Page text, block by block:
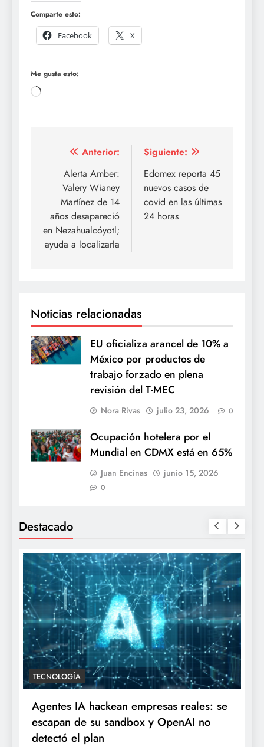
Comparte esto:
Facebook
X
Me gusta esto:
Cargando...
Navegación
entradas
Anterior:
Alerta Amber:
Valery Wianey
Martínez de 14
años desapareció
en Nezahualcóyotl;
ayuda a localizarla
Siguiente:
Edomex reporta 45
nuevos casos de
covid en las últimas
24 horas
Noticias relacionadas
EU oficializa arancel de 10% a
México por productos de
trabajo forzado en plena
revisión del T-MEC
Nora Rivas julio 23, 2026 0
Ocupación hotelera por el
Mundial en CDMX está en 65%
Juan Encinas junio 15, 2026
0
Destacado
TECNOLOGÍA
Agentes IA hackean empresas reales: se
escapan de su sandbox y OpenAI no
detectó el plan